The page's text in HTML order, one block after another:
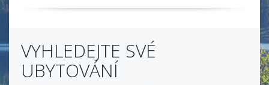
VYHLEDEJTE SVÉ
UBYTOVÁNÍ